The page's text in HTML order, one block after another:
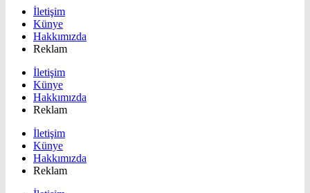
İletişim
Künye
Hakkımızda
Reklam
İletişim
Künye
Hakkımızda
Reklam
İletişim
Künye
Hakkımızda
Reklam